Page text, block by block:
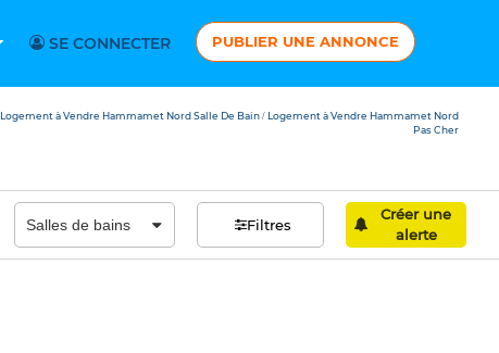
SE CONNECTER PUBLIER UNE ANNONCE
Logement à Vendre Hammamet Nord Salle De Bain / Logement à Vendre Hammamet Nord
Pas Cher
Filtres
Créer une
alerte